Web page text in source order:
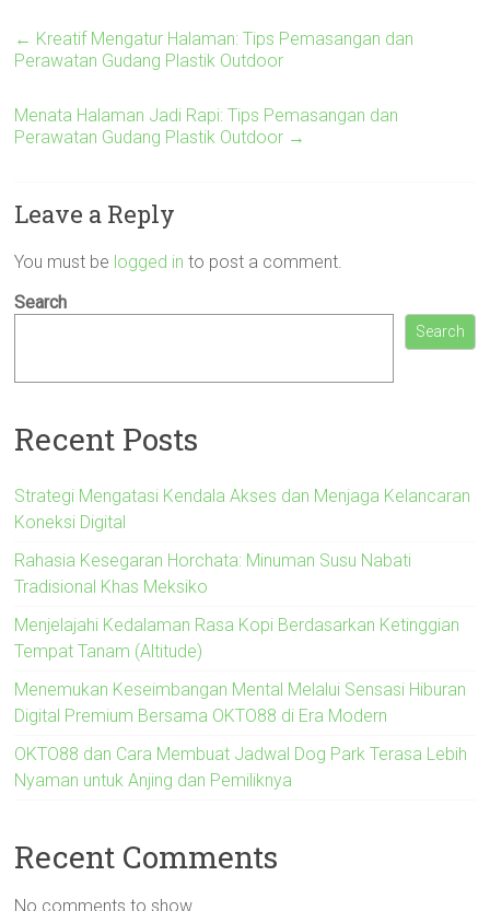
← Kreatif Mengatur Halaman: Tips Pemasangan dan
Perawatan Gudang Plastik Outdoor
Menata Halaman Jadi Rapi: Tips Pemasangan dan
Perawatan Gudang Plastik Outdoor →
Leave a Reply
You must be logged in to post a comment.
Search
Search
Recent Posts
Strategi Mengatasi Kendala Akses dan Menjaga Kelancaran
Koneksi Digital
Rahasia Kesegaran Horchata: Minuman Susu Nabati
Tradisional Khas Meksiko
Menjelajahi Kedalaman Rasa Kopi Berdasarkan Ketinggian
Tempat Tanam (Altitude)
Menemukan Keseimbangan Mental Melalui Sensasi Hiburan
Digital Premium Bersama OKTO88 di Era Modern
OKTO88 dan Cara Membuat Jadwal Dog Park Terasa Lebih
Nyaman untuk Anjing dan Pemiliknya
Recent Comments
No comments to show.